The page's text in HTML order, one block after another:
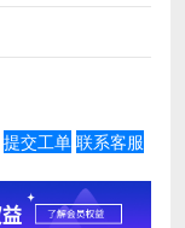
提交工单 联系客服